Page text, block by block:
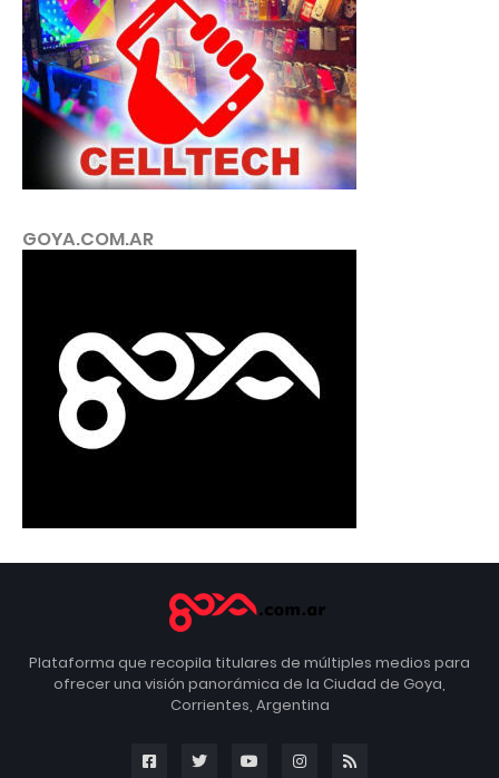
GOYA.COM.AR
Plataforma que recopila titulares de múltiples medios para
ofrecer una visión panorámica de la Ciudad de Goya,
Corrientes, Argentina